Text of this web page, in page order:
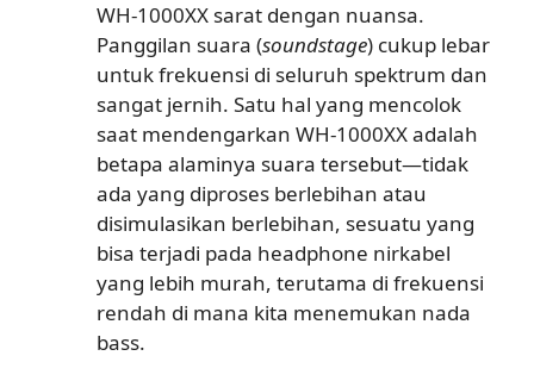
WH-1000XX sarat dengan nuansa.
Panggilan suara (soundstage) cukup lebar
untuk frekuensi di seluruh spektrum dan
sangat jernih. Satu hal yang mencolok
saat mendengarkan WH-1000XX adalah
betapa alaminya suara tersebut—tidak
ada yang diproses berlebihan atau
disimulasikan berlebihan, sesuatu yang
bisa terjadi pada headphone nirkabel
yang lebih murah, terutama di frekuensi
rendah di mana kita menemukan nada
bass.